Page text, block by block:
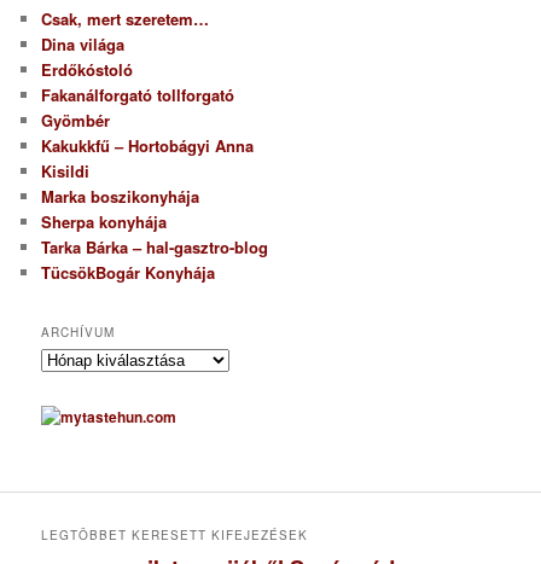
Csak, mert szeretem…
Dina világa
Erdőkóstoló
Fakanálforgató tollforgató
Gyömbér
Kakukkfű – Hortobágyi Anna
Kisildi
Marka boszikonyhája
Sherpa konyhája
Tarka Bárka – hal-gasztro-blog
TücsökBogár Konyhája
ARCHÍVUM
A
c
h
u
LEGTÖBBET KERESETT KIFEJEZÉSEK